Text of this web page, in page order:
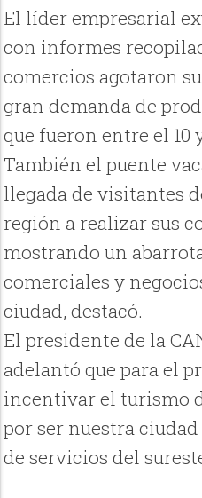
El líder empresarial
con informes
comercios agotaron
gran demanda de
que fueron entre el 10
También el puente
llegada de visitantes
región a realizar sus
mostrando un
comerciales y
ciudad, destacó.
El presidente de la
adelantó que para el
incentivar el turismo
por ser nuestra
de servicios del